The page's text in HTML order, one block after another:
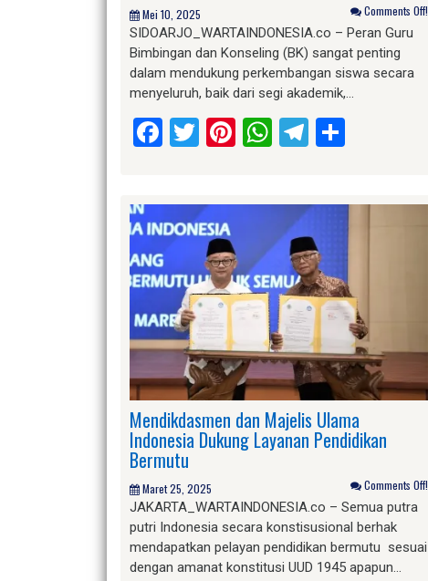
Mei 10, 2025 Comments Off!
SIDOARJO_WARTAINDONESIA.co – Peran Guru
Bimbingan dan Konseling (BK) sangat penting
dalam mendukung perkembangan siswa secara
menyeluruh, baik dari segi akademik,…
Facebook
Twitter
Pinterest
WhatsApp
Telegram
Mendikdasmen dan Majelis Ulama
Indonesia Dukung Layanan Pendidikan
Bermutu
Maret 25, 2025 Comments Off!
JAKARTA_WARTAINDONESIA.co – Semua putra
putri Indonesia secara konstisusional berhak
mendapatkan pelayan pendidikan bermutu sesuai
dengan amanat konstitusi UUD 1945 apapun…